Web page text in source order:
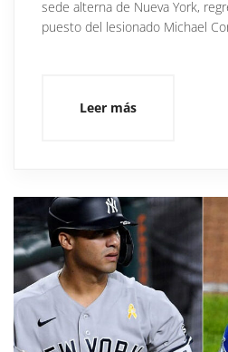
sede alterna de Nueva York,
puesto del lesionado Michael
Leer más